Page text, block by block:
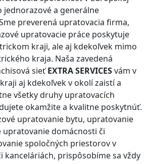
a generálne
preverená upratovacia firma,
upratovacie práce poskytuje
kraji, ale aj kdekoľvek mimo
kraja. Naša zavedená
sieťEXTRA SERVICESvám v
aj kdekoľvek v okolí zaistí a
všetky druhy upratovacích
okamžite a kvalitne poskytnúť.
upratovanie bytu, upratovanie
domácnosti či
spoločných priestorov v
kanceláriách, prispôsobíme sa vždy